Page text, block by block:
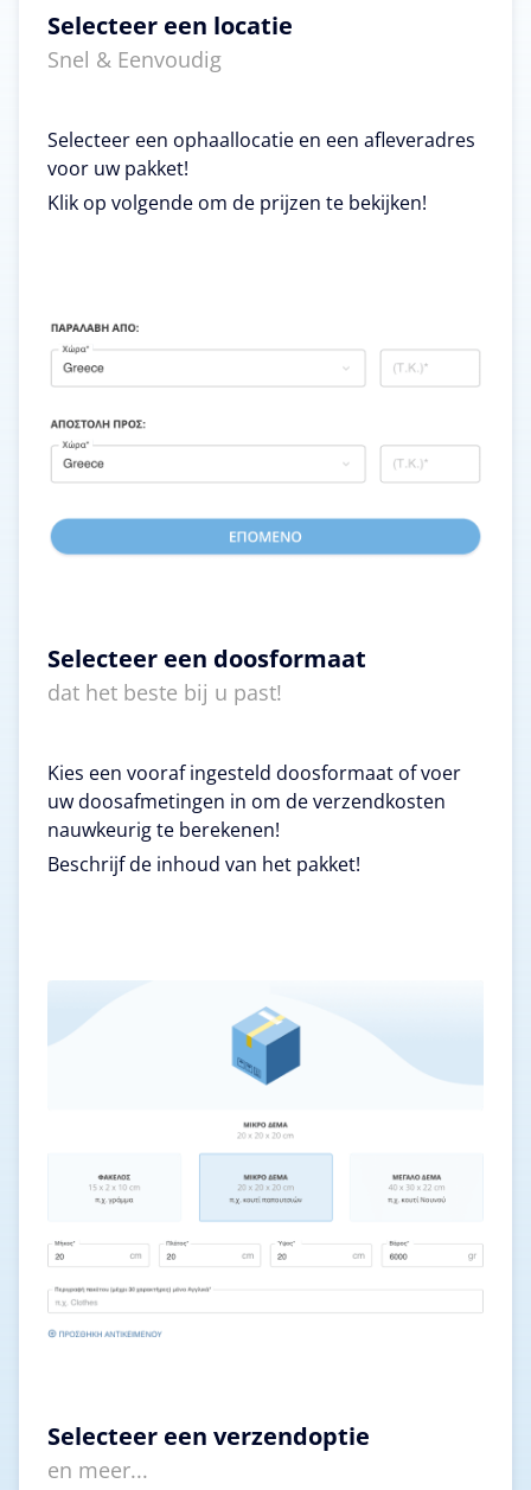
Selecteer een locatie
Snel & Eenvoudig
Selecteer een ophaallocatie en een afleveradres
voor uw pakket!
Klik op volgende om de prijzen te bekijken!
Selecteer een doosformaat
dat het beste bij u past!
Kies een vooraf ingesteld doosformaat of voer
uw doosafmetingen in om de verzendkosten
nauwkeurig te berekenen!
Beschrijf de inhoud van het pakket!
Selecteer een verzendoptie
en meer...